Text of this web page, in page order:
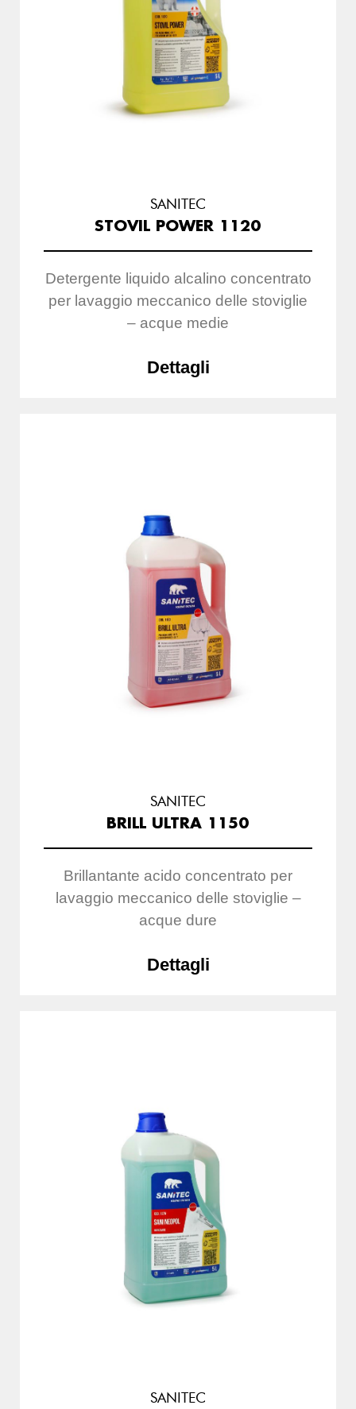
SANITEC
STOVIL POWER 1120
Detergente liquido alcalino concentrato
per lavaggio meccanico delle stoviglie
– acque medie
Dettagli
SANITEC
BRILL ULTRA 1150
Brillantante acido concentrato per
lavaggio meccanico delle stoviglie –
acque dure
Dettagli
SANITEC